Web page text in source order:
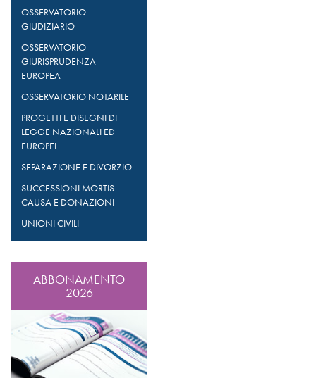
OSSERVATORIO
GIUDIZIARIO
OSSERVATORIO
GIURISPRUDENZA
EUROPEA
OSSERVATORIO NOTARILE
PROGETTI E DISEGNI DI
LEGGE NAZIONALI ED
EUROPEI
SEPARAZIONE E DIVORZIO
SUCCESSIONI MORTIS
CAUSA E DONAZIONI
UNIONI CIVILI
ABBONAMENTO
2026